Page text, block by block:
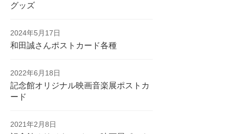
グッズ
2024年5月17日
和田誠さんポストカード各種
2022年6月18日
記念館オリジナル映画音楽展ポストカ
ード
2021年2月8日